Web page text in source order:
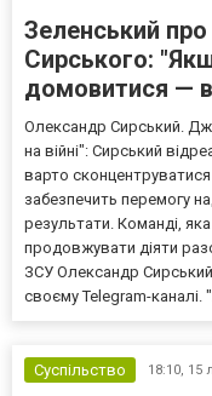
Зеленський
Сирського:
домовитися —
Олександр Сирський.
на війні": Сирський
варто сконцентруватися
забезпечить перемогу
результати. Команді,
продовжувати діяти
ЗСУ Олександр
своєму Telegram-
Суспільство 18:10, 15